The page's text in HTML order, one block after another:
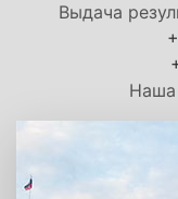
Выдача
Наша